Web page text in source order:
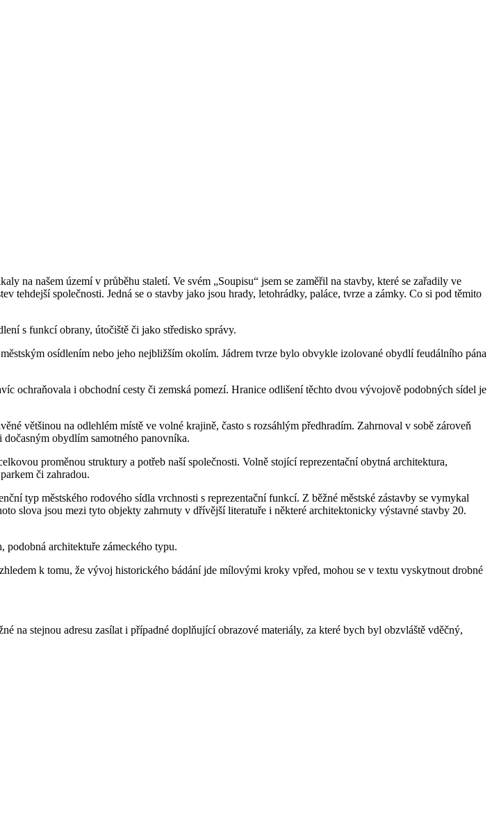
na našem území v průběhu staletí. Ve svém „Soupisu“ jsem se zaměřil na stavby, které se zařadily ve
společnosti. Jedná se o stavby jako jsou hrady, letohrádky, paláce, tvrze a zámky. Co si pod těmito
s funkcí obrany, útočiště či jako středisko správy.
osídlením nebo jeho nejbližším okolím. Jádrem tvrze bylo obvykle izolované obydlí feudálního pána
ochraňovala i obchodní cesty či zemská pomezí. Hranice odlišení těchto dvou vývojově podobných sídel je
většinou na odlehlém místě ve volné krajině, často s rozsáhlým předhradím. Zahrnoval v sobě zároveň
obydlím samotného panovníka.
proměnou struktury a potřeb naší společnosti. Volně stojící reprezentační obytná architektura,
či zahradou.
typ městského rodového sídla vrchnosti s reprezentační funkcí. Z běžné městské zástavby se vymykal
slova jsou mezi tyto objekty zahrnuty v dřívější literatuře i některé architektonicky výstavné stavby 20.
podobná architektuře zámeckého typu.
k tomu, že vývoj historického bádání jde mílovými kroky vpřed, mohou se v textu vyskytnout drobné
na stejnou adresu zasílat i případné doplňující obrazové materiály, za které bych byl obzvláště vděčný,